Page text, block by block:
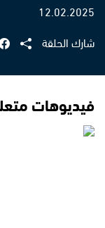
12.02.2025
شارك الحلقة
فيديوهات